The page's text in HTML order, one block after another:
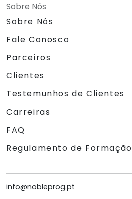
Sobre Nós
Sobre Nós
Fale Conosco
Parceiros
Clientes
Testemunhos de Clientes
Carreiras
FAQ
Regulamento de Formação
info@nobleprog.pt